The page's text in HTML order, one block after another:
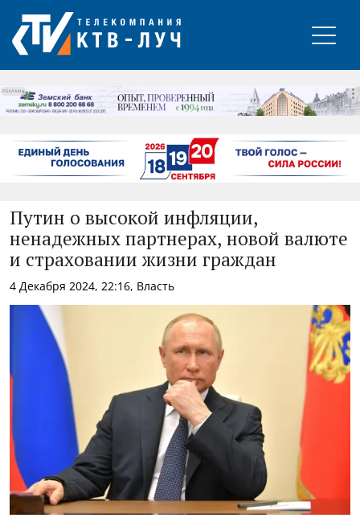
РЕКЛАМА
Путин о высокой инфляции,
ненадежных партнерах, новой валюте
и страховании жизни граждан
4 Декабря 2024, 22:16, Власть